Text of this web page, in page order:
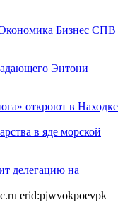
Бизнес СПВ
Энтони
откроют в Находке
в яде морской
делегацию на
erid:pjwvokpoevpk